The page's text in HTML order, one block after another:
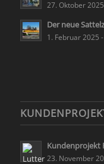
27. Oktober
Der neue
1. Februar 2025
23. November